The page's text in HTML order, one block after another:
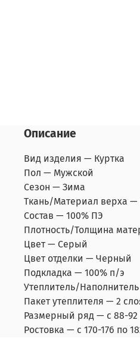
Описание
Вид изделия — Куртка
Пол — Мужской
Сезон — Зима
Ткань/Материал верха —
Состав — 100% ПЭ
Плотность/Толщина
Цвет — Серый
Цвет отделки — Черный
Подкладка — 100% п/э
Утеплитель/
Пакет утеплителя — 2
Размерный ряд — с 88-92
Ростовка — с 170-176 по